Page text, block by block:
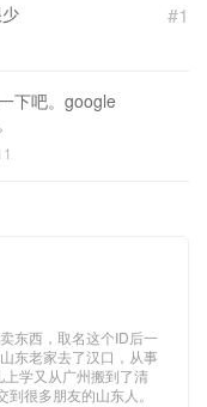
#1
下吧。google
东西，取名这个ID后一
东老家去了汉口，从事
学又从广州搬到了清
很多朋友的山东人。